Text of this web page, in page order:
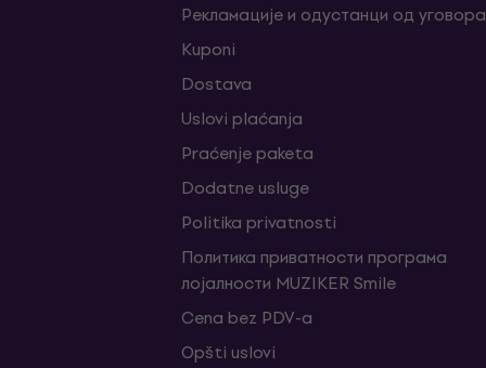
Рекламације и одустанци од уговора
Kuponi
Dostava
Uslovi plaćanja
Praćenje paketa
Dodatne usluge
Politika privatnosti
Политика приватности програма
лојалности MUZIKER Smile
Cena bez PDV-a
Opšti uslovi